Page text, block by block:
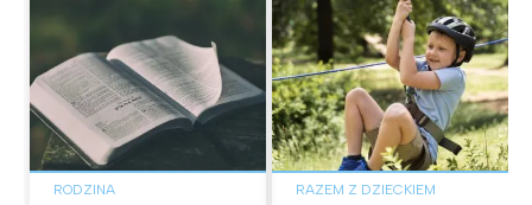
RODZINA RAZEM Z DZIECKIEM